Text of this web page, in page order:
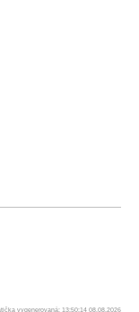
vygenerovaná: 13:50:14 08.08.2026